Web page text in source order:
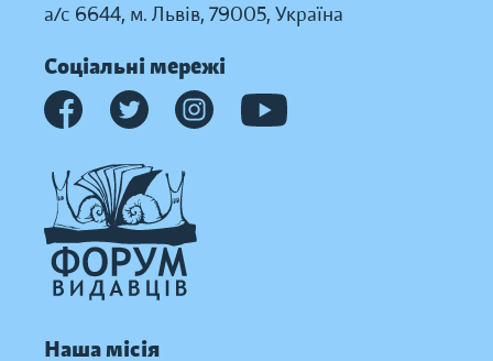
а/с 6644, м. Львів, 79005, Україна
Соціальні мережі
Наша місія